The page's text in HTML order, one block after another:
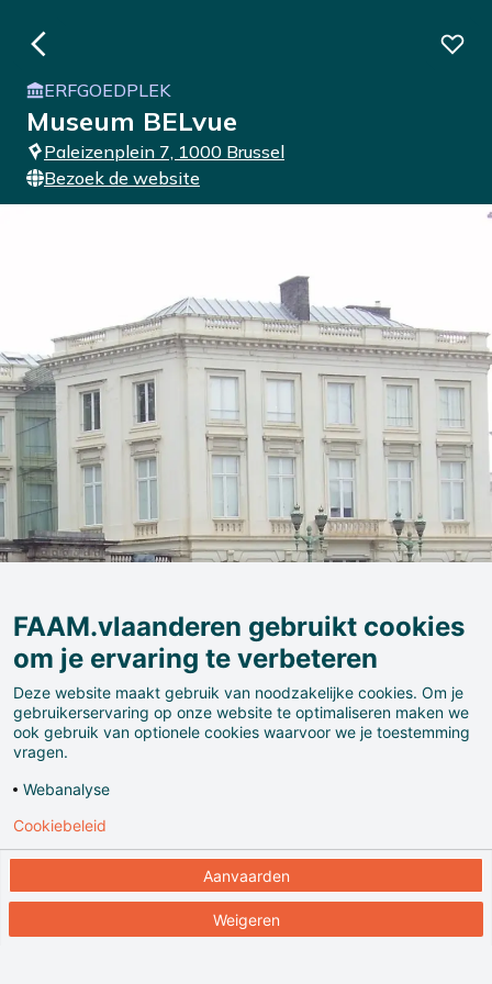
ERFGOEDPLEK
Museum BELvue
Paleizenplein 7, 1000 Brussel
Bezoek de website
Frieten, bier, chocolade… maar België is toch wel meer
dan dat, nietwaar? Democratie, welvaart, solidariteit,
pluralisme, migratie, talen, Europa: dat zijn de thema’s
die het BELvue museum jullie voorstelt om kennis te
maken met het land!
FAAM.vlaanderen gebruikt cookies
om je ervaring te verbeteren
Deze website maakt gebruik van noodzakelijke cookies. Om je
gebruikerservaring op onze website te optimaliseren maken we
ook gebruik van optionele cookies waarvoor we je toestemming
vragen.
Webanalyse
Aanvaarden
Weigeren
Cookiebeleid